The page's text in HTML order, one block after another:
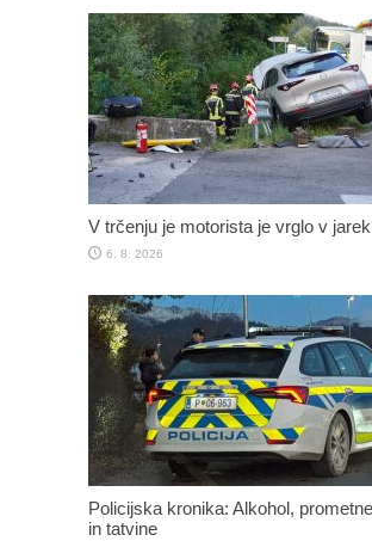
V trčenju je motorista je vrglo v jarek
6. 8. 2026
Policijska kronika: Alkohol,
in tatvine